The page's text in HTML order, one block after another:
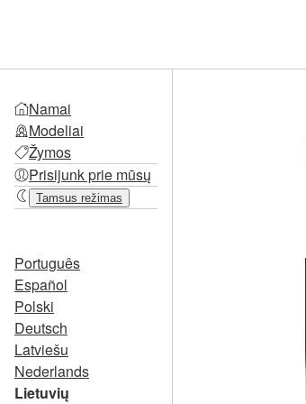
Namai
Modeliai
Žymos
Prisijunk prie mūsų
Tamsus režimas
Português
Español
Polski
Deutsch
Latviešu
Nederlands
Lietuvių